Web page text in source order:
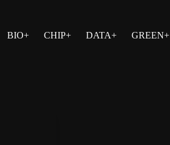
BIO+ CHIP+ DATA+ GREEN+